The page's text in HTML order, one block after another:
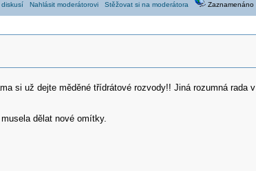
diskusí Nahlásit moderátorovi Stěžovat si na moderátora Zaznamenáno
si už dejte měděné třídrátové rozvody!! Jiná rozumná rada v
dělat nové omítky.